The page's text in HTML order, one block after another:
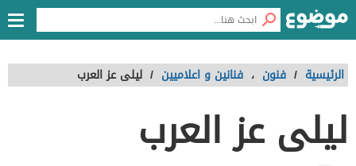
الرئيسية / فنون ، فنانين و اعلاميين / ليلى عز العرب
ليلى عز العرب